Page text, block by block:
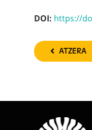
DOI: https://
ATZERA